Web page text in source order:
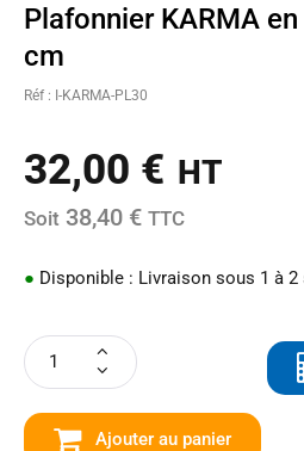
Plafonnier KARMA
cm
Réf : I-KARMA-PL30
32,00 € HT
Soit 38,40 € TTC
● Disponible : Livraison sous 1 à 2
Ajouter au panier